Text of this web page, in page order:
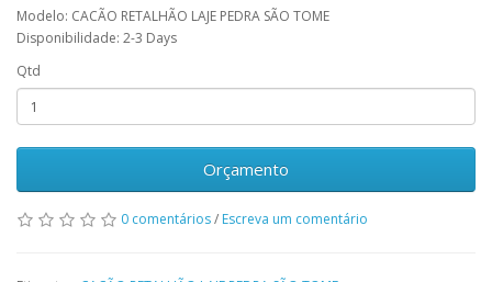
Modelo: CACÃO RETALHÃO LAJE PEDRA SÃO TOME
Disponibilidade: 2-3 Days
Qtd
Orçamento
0 comentários/ Escreva um comentário